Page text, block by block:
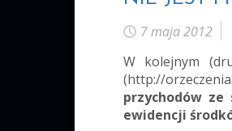
7 maja 2012
W kolejnym
(http://
przychodów
ewidencji